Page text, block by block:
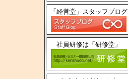
「経営堂」スタッフブログ
社員研修は「研修堂」